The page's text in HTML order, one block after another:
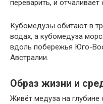
переварить, и отчаливает
Кубомедузы обитают в
водах, а кубомедуза
вдоль побережья Юго-
Австралии.
Образ жизни и
Живёт медуза на